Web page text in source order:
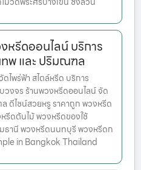
หรีดออนไลน์ บริการ
พ และ ปริมณฑล
พร่ฟ้า สไตล์หรีด บริการ
งจร ร้านพวงหรีดออนไลน์ จัด
ดีไซน์สวยหรู ราคาถูก พวงหรีด
ดต้นไม้ พวงหรีดของใช้
ธานี พวงหรีดนนทบุรี พวงหรีดก
in Bangkok Thailand